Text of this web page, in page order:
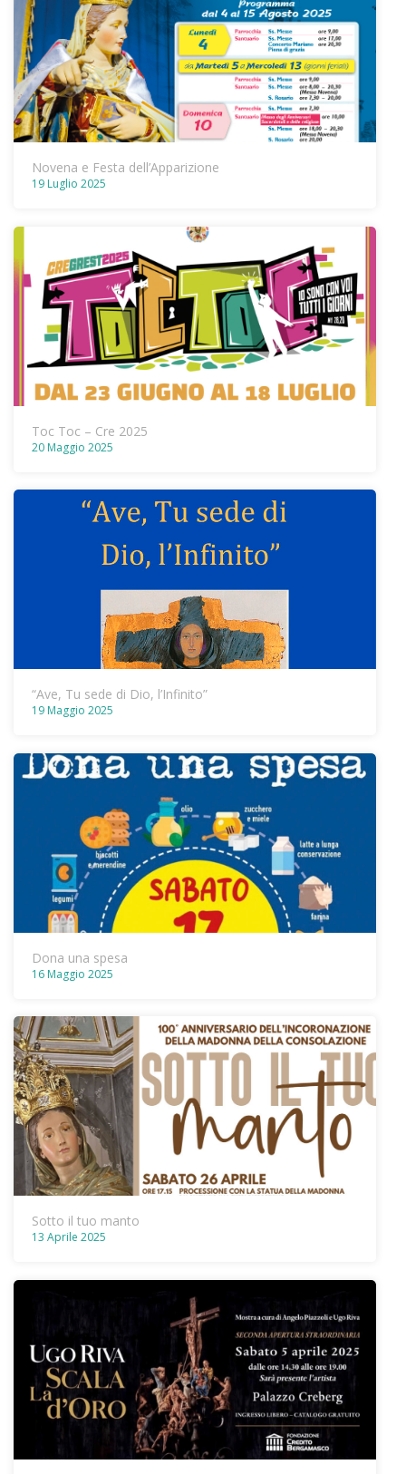
Novena e Festa dell’Apparizione
19 Luglio 2025
Toc Toc – Cre 2025
20 Maggio 2025
“Ave, Tu sede di Dio, l’Infinito”
19 Maggio 2025
Dona una spesa
16 Maggio 2025
Sotto il tuo manto
13 Aprile 2025